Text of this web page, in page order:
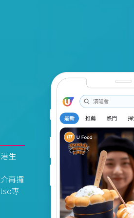
生
再攞
專